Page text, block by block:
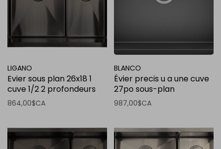
LIGANO
Evier sous plan 26x18 1
cuve 1/2 2 profondeurs
stainless noir avec grille
et crepine panier de luxe
864,00$CA
BLANCO
Évier precis u a une cuve
27po sous-plan
anthracite
987,00$CA